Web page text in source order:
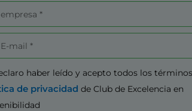
haber leído y acepto todos los
de privacidad de Club de Excelencia en